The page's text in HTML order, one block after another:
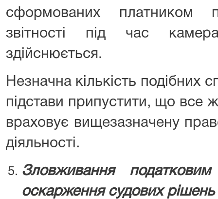
сформованих платником
звітності під час
здійснюється.
Незначна кількість подібних
підстави припустити, що все
враховує вищезазначену
діяльності.
Зловживання
оскарження судових рішень